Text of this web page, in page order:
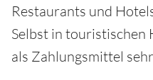
Restaurants und
Selbst in touristischen
als Zahlungsmittel